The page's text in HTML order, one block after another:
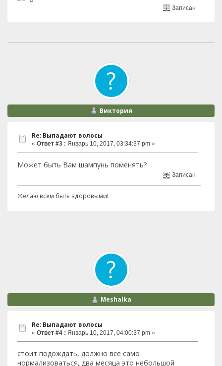
Записан
Виктория
Re: Выпадают волосы
« Ответ #3 : Январь 10, 2017, 03:34:37 pm »
Может быть Вам шампунь поменять?
Записан
Желаю всем быть здоровыми!
Meshalka
Re: Выпадают волосы
« Ответ #4 : Январь 10, 2017, 04:00:37 pm »
стоит подождать, должно все само
нормализоваться, два месяца это небольшой